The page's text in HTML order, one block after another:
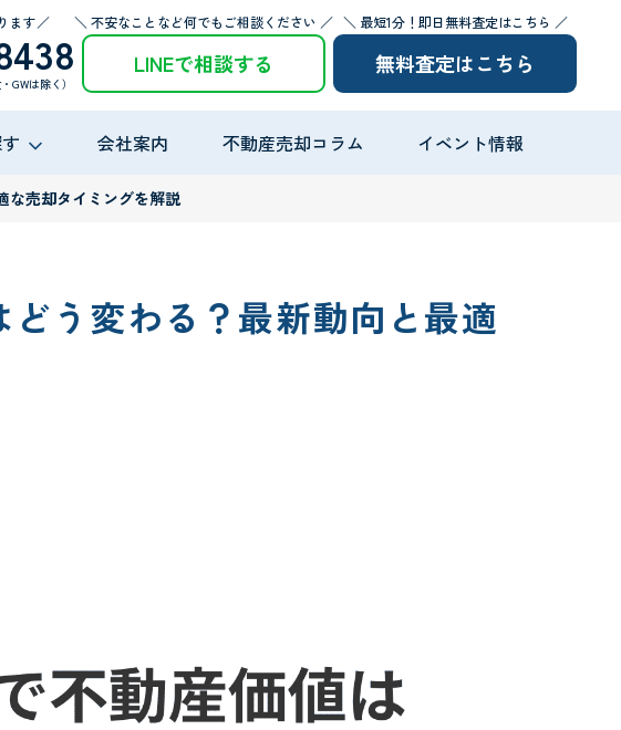
ます／
GWは除く）
＼ 不安なことなど何でもご相談ください ／
LINEで相談する
＼ 最短1分！即日無料査定はこちら ／
無料査定はこちら
会社案内 不動産売却コラム イベント情報
な売却タイミングを解説
う変わる？最新動向と最適